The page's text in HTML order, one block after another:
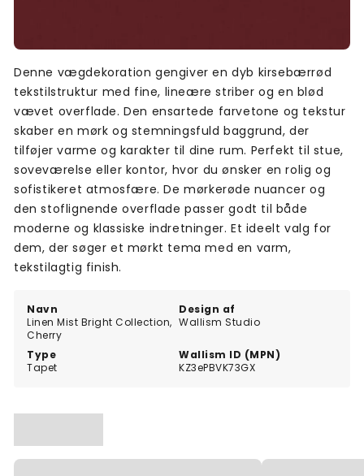
Navn
Linen Mist Bright Collection,
Cherry
Design af
Wallism Studio
Type
Tapet
Wallism ID (MPN)
KZ3ePBVK73GX
Denne vægdekoration gengiver en dyb kirsebærrød
tekstilstruktur med fine, lineære striber og en blød
vævet overflade. Den ensartede farvetone og tekstur
skaber en mørk og stemningsfuld baggrund, der
tilføjer varme og karakter til dine rum. Perfekt til stue,
soveværelse eller kontor, hvor du ønsker en rolig og
sofistikeret atmosfære. De mørkerøde nuancer og
den stoflignende overflade passer godt til både
moderne og klassiske indretninger. Et ideelt valg for
dem, der søger et mørkt tema med en varm,
tekstilagtig finish.